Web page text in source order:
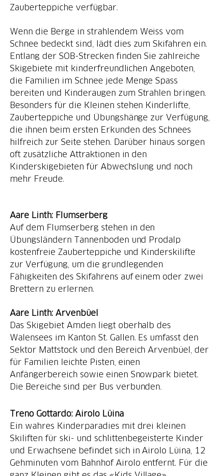
Zauberteppiche verfügbar.
Wenn die Berge in strahlendem Weiss vom
Schnee bedeckt sind, lädt dies zum Skifahren ein.
Entlang der SOB-Strecken finden Sie zahlreiche
Skigebiete mit kinderfreundlichen Angeboten,
die Familien im Schnee jede Menge Spass
bereiten und Kinderaugen zum Strahlen bringen.
Besonders für die Kleinen stehen Kinderlifte,
Zauberteppiche und Übungshänge zur Verfügung,
die ihnen beim ersten Erkunden des Schnees
hilfreich zur Seite stehen. Darüber hinaus sorgen
oft zusätzliche Attraktionen in den
Kinderskigebieten für Abwechslung und noch
mehr Freude.
Aare Linth: Flumserberg
Auf dem Flumserberg stehen in den
Übungsländern Tannenboden und Prodalp
kostenfreie Zauberteppiche und Kinderskilifte
zur Verfügung, um die grundlegenden
Fähigkeiten des Skifahrens auf einem oder zwei
Brettern zu erlernen.
Aare Linth: Arvenbüel
Das Skigebiet Amden liegt oberhalb des
Walensees im Kanton St. Gallen. Es umfasst den
Sektor Mattstock und den Bereich Arvenbüel, der
für Familien leichte Pisten, einen
Anfängerbereich sowie einen Snowpark bietet.
Die Bereiche sind per Bus verbunden.
Treno Gottardo: Airolo Lüina
Ein wahres Kinderparadies mit drei kleinen
Skiliften für ski- und schlittenbegeisterte Kinder
und Erwachsene befindet sich in Airolo Lüina, 12
Gehminuten vom Bahnhof Airolo entfernt. Für die